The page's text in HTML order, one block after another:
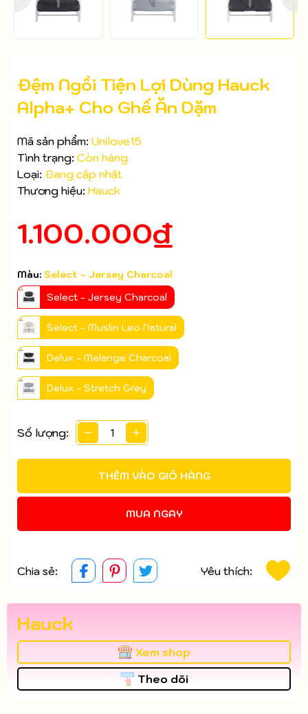
Đệm Ngồi Tiện Lợi Dùng Hauck
Alpha+ Cho Ghế Ăn Dặm
Mã sản phẩm: Unilove15
Tình trạng: Còn hàng
Loại: Đang cập nhật
Thương hiệu: Hauck
1.100.000₫
Màu: Select - Jersey Charcoal
Select - Jersey Charcoal
Select - Muslin Leo Natural
Delux - Melange Charcoal
Delux - Stretch Grey
Số lượng:
THÊM VÀO GIỎ HÀNG
MUA NGAY
Mã giảm giá:
Ngày hết hạn:
Điều kiện:
Chia sẻ: Yêu thích:
Hauck
Xem shop
Theo dõi